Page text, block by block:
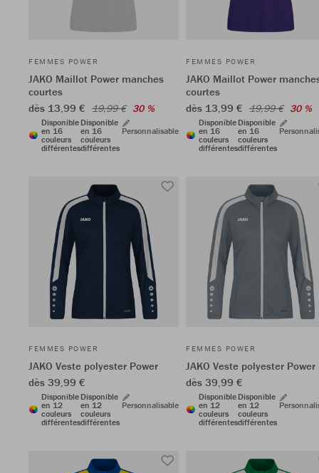
FEMMES POWER
JAKO Maillot Power manches
courtes
dès 13,99 € 19,99 € 30 %
Disponible
en 16
couleurs
différentes
Disponible
en 16
couleurs
différentes
Personnalisable
FEMMES POWER
JAKO Maillot Power
courtes
dès 13,99 € 19,99 € 30 %
Disponible
en 16
couleurs
différentes
Disponible
en 16
couleurs
différentes
FEMMES POWER
JAKO Veste polyester Power
dès 39,99 €
Disponible
en 12
couleurs
différentes
Disponible
en 12
couleurs
différentes
Personnalisable
FEMMES POWER
JAKO Veste polyester Power
dès 39,99 €
Disponible
en 12
couleurs
différentes
Disponible
en 12
couleurs
différentes